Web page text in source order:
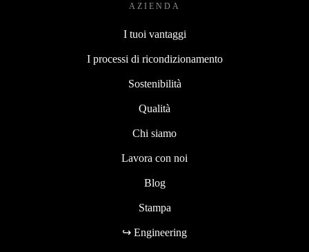
AZIENDA
I tuoi vantaggi
I processi di ricondizionamento
Sostenibilità
Qualità
Chi siamo
Lavora con noi
Blog
Stampa
↪ Engineering